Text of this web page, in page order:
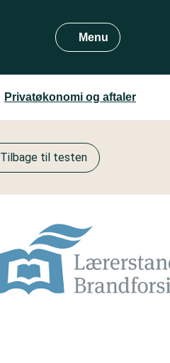
Menu
Privatøkonomi og aftaler
Tilbage til testen